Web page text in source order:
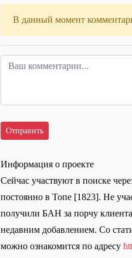
В данный момент
Информация о проекте
Сейчас участвуют в поиске
постоянно в Топе [1823]. Не
получили БАН за порчу
недавним добавлением. Со
можно ознакомится по адресу